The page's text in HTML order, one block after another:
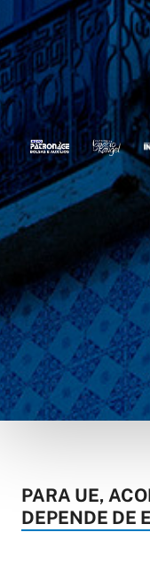
PARA UE,
DEPENDE DE